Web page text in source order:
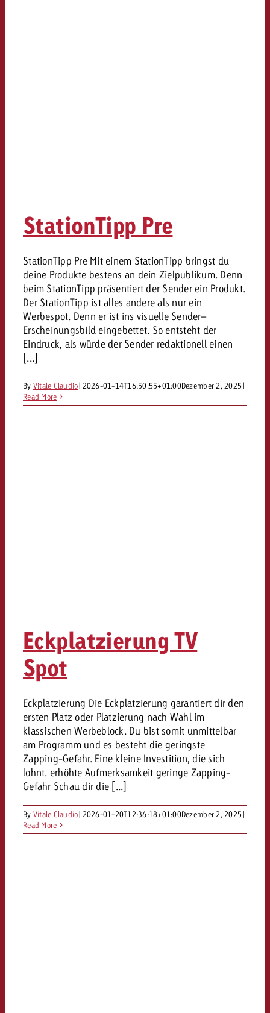
StationTipp Pre
StationTipp Pre Mit einem StationTipp bringst du
deine Produkte bestens an dein Zielpublikum. Denn
beim StationTipp präsentiert der Sender ein Produkt.
Der StationTipp ist alles andere als nur ein
Werbespot. Denn er ist ins visuelle Sender–
Erscheinungsbild eingebettet. So entsteht der
Eindruck, als würde der Sender redaktionell einen
[...]
By Vitale Claudio| 2026-01-14T16:50:55+01:00Dezember 2, 2025|
Read More
Eckplatzierung TV
Spot
Eckplatzierung Die Eckplatzierung garantiert dir den
ersten Platz oder Platzierung nach Wahl im
klassischen Werbeblock. Du bist somit unmittelbar
am Programm und es besteht die geringste
Zapping-Gefahr. Eine kleine Investition, die sich
lohnt. erhöhte Aufmerksamkeit geringe Zapping-
Gefahr Schau dir die [...]
By Vitale Claudio| 2026-01-20T12:36:18+01:00Dezember 2, 2025|
Read More